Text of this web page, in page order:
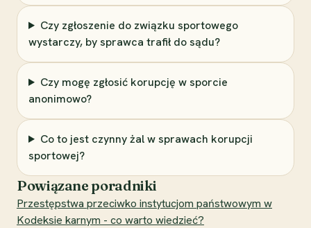
Czy zgłoszenie do związku sportowego
wystarczy, by sprawca trafił do sądu?
Czy mogę zgłosić korupcję w sporcie
anonimowo?
Co to jest czynny żal w sprawach korupcji
sportowej?
Powiązane poradniki
Przestępstwa przeciwko instytucjom państwowym w
Kodeksie karnym - co warto wiedzieć?